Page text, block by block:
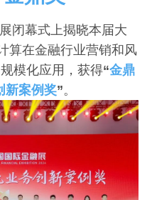
闭幕式上揭晓本届大
算在金融行业营销和风
模化应用，获得“金鼎
新案例奖”。